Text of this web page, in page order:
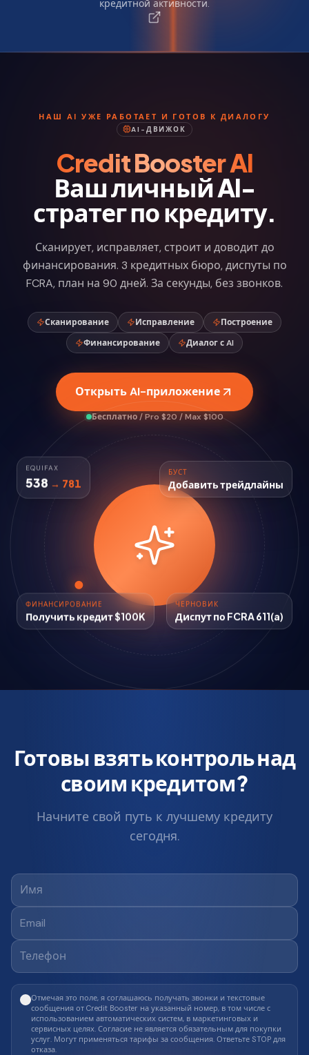
кредитной активности.
НАШ AI УЖЕ РАБОТАЕТ И ГОТОВ К ДИАЛОГУ
AI-ДВИЖОК
Credit Booster AI
Ваш личный AI-
стратег по кредиту.
Сканирует, исправляет, строит и доводит до
финансирования. 3 кредитных бюро, диспуты по
FCRA, план на 90 дней. За секунды, без звонков.
Сканирование Исправление
Построение
Финансирование
Диалог с AI
Открыть AI-приложение
Бесплатно / Pro $20 / Max $100
EQUIFAX
538 → 781
ЧЕРНОВИК
Диспут по FCRA 611(a)
БУСТ
Добавить трейдлайны
ФИНАНСИРОВАНИЕ
Получить кредит $100K
Готовы взять контроль над
своим кредитом?
Начните свой путь к лучшему кредиту
сегодня.
Отмечая это поле, я соглашаюсь получать звонки и текстовые
сообщения от Credit Booster на указанный номер, в том числе с
использованием автоматических систем, в маркетинговых и
сервисных целях. Согласие не является обязательным для покупки
услуг. Могут применяться тарифы за сообщения. Ответьте STOP для
отказа.